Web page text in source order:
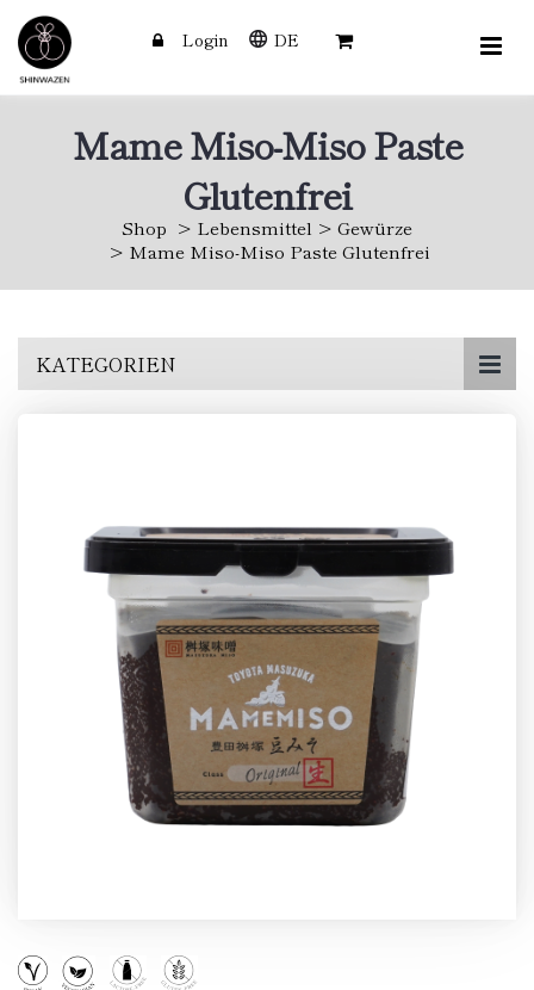
Login DE
Mame Miso-Miso Paste
Glutenfrei
Shop Lebensmittel
Gewürze
Mame Miso-Miso Paste Glutenfrei
KATEGORIEN